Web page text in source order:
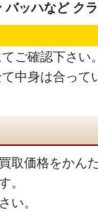
ッハなど ク
ご確認下さい。
中身は合って
取価格をかん
。
い。